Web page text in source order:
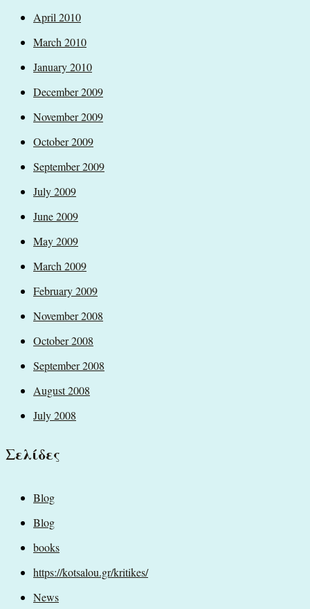
April 2010
March 2010
January 2010
December 2009
November 2009
October 2009
September 2009
July 2009
June 2009
May 2009
March 2009
February 2009
November 2008
October 2008
September 2008
August 2008
July 2008
Σελίδες
Blog
Blog
books
https://kotsalou.gr/kritikes/
News